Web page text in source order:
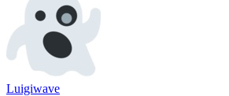
Luigiwave